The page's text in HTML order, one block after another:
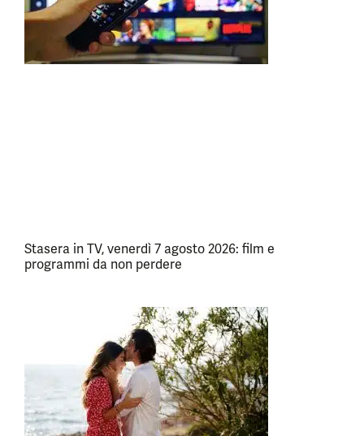
Stasera in TV, venerdì 7 agosto 2026: film e
programmi da non perdere